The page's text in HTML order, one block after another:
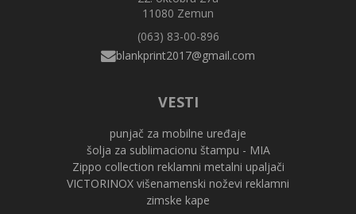
11080 Zemun
(063) 83-00-896
VESTI
punjač za mobilne uređaje
šolja za sublimacionu štampu - MIA
Zippo collection reklamni metalni upaljači
VICTORINOX višenamenski noževi reklamni
zimske kape